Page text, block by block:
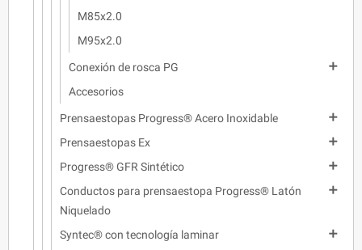
M85x2.0
M95x2.0
Conexión de rosca PG

Accesorios
Prensaestopas Progress® Acero Inoxidable

Prensaestopas Ex

Progress® GFR Sintético

Conductos para prensaestopa Progress® Latón
Niquelado

Syntec® con tecnología laminar
